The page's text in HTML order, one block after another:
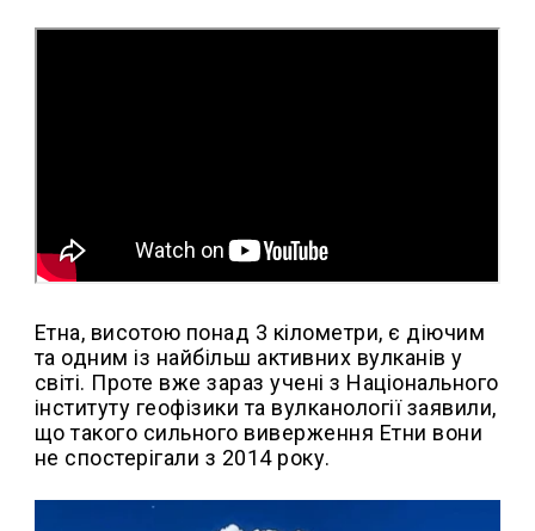
Етна, висотою понад 3 кілометри, є діючим
та одним із найбільш активних вулканів у
світі. Проте вже зараз учені з Національного
інституту геофізики та вулканології заявили,
що такого сильного виверження Етни вони
не спостерігали з 2014 року.